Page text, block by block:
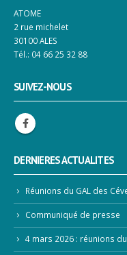
ATOME
2 rue michelet
30100 ALES
Tél.: 04 66 25 32 88
SUIVEZ-NOUS
DERNIERES ACTUALITES
Réunions du GAL des
Communiqué de presse
4 mars 2026 : réunions du